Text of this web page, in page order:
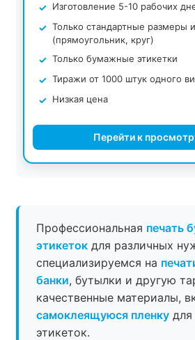
Изготовление 5-10 рабочих
Только стандартные размеры
(прямоугольник, круг)
Только бумажные этикетки
Тиражи от 1000 штук одного
Низкая цена
Перейти к
Профессиональная печать
этикеток для различных
специализируемся на
банки, бутылки и другую
качественные материалы,
самоклеящуюся пленку для
этикеток.